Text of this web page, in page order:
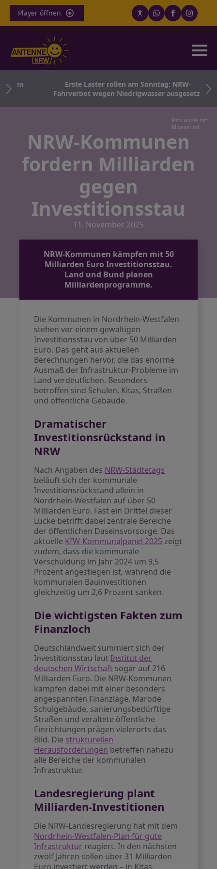
Player öffnen
Erste Laster rollen am Sonntag: NRW-
Fahrverbot wegen Niedrigwasser ausgesetzt
Foto wurde mit
KI generiert
NRW-Kommunen
fordern Milliarden
gegen
Investitionsstau
11. November 2025
NRW-Kommunen kämpfen mit 50
Milliarden Euro Investitionsstau.
Land und Bund planen
Milliardenprogramme.
Die Kommunen in Nordrhein-Westfalen
stehen vor einem gewaltigen
Investitionsstau von über 50 Milliarden
Euro. Das geht aus aktuellen
Berechnungen hervor, die das enorme
Ausmaß der Infrastruktur-Probleme im
Land verdeutlichen. Besonders
betroffen sind Schulen, Kitas, Straßen
und öffentliche Gebäude.
Dramatischer
Investitionsrückstand in
NRW
Nach Angaben des NRW-Städtetags
beläuft sich der kommunale
Investitionsrückstand allein in
Nordrhein-Westfalen auf über 50
Milliarden Euro. Fast ein Drittel dieser
Lücke betrifft dabei zentrale Bereiche
der öffentlichen Daseinsvorsorge. Das
aktuelle KfW-Kommunalpanel 2025 zeigt
zudem, dass die kommunale
Verschuldung im Jahr 2024 um 9,5
Prozent angestiegen ist, während die
kommunalen Bauinvestitionen
gleichzeitig um 2,6 Prozent sanken.
Die wichtigsten Fakten zum
Finanzloch
Deutschlandweit summiert sich der
Investitionsstau lautInstitut der
deutschen Wirtschaft sogar auf 216
Milliarden Euro. Die NRW-Kommunen
kämpfen dabei mit einer besonders
angespannten Finanzlage. Marode
Schulgebäude, sanierungsbedürftige
Straßen und veraltete öffentliche
Einrichtungen prägen vielerorts das
Bild. Die strukturellen
Herausforderungen betreffen nahezu
alle Bereiche der kommunalen
Infrastruktur.
Landesregierung plant
Milliarden-Investitionen
Die NRW-Landesregierung hat mit dem
Nordrhein-Westfalen-Plan für gute
Infrastruktur reagiert. In den nächsten
zwölf Jahren sollen über 31 Milliarden
Euro investiert werden – in Kitas,